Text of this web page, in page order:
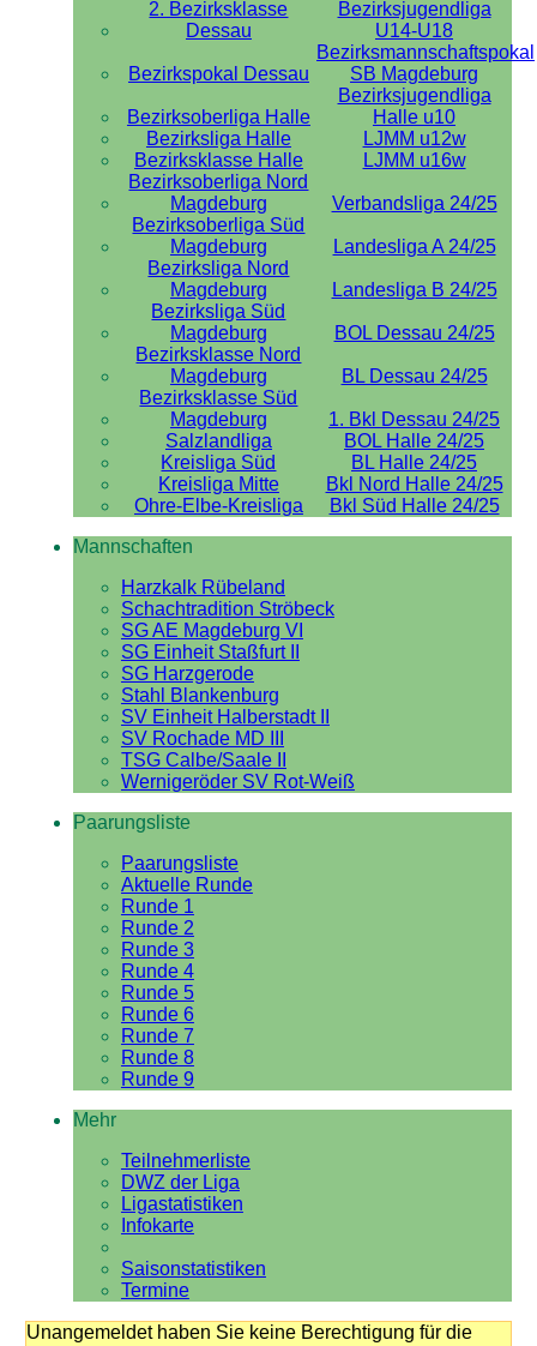
2. Bezirksklasse
Dessau
Bezirksjugendliga
U14-U18
Bezirkspokal Dessau
Bezirksmannschaftspokal
SB Magdeburg
Bezirksoberliga Halle
Bezirksjugendliga
Halle u10
Bezirksliga Halle
LJMM u12w
Bezirksklasse Halle
LJMM u16w
Bezirksoberliga Nord
Magdeburg
Verbandsliga 24/25
Bezirksoberliga Süd
Magdeburg
Landesliga A 24/25
Bezirksliga Nord
Magdeburg
Landesliga B 24/25
Bezirksliga Süd
Magdeburg
BOL Dessau 24/25
Bezirksklasse Nord
Magdeburg
BL Dessau 24/25
Bezirksklasse Süd
Magdeburg
1. Bkl Dessau 24/25
Salzlandliga
BOL Halle 24/25
Kreisliga Süd
BL Halle 24/25
Kreisliga Mitte
Bkl Nord Halle 24/25
Ohre-Elbe-Kreisliga
Bkl Süd Halle 24/25
Mannschaften
Harzkalk Rübeland
Schachtradition Ströbeck
SG AE Magdeburg VI
SG Einheit Staßfurt II
SG Harzgerode
Stahl Blankenburg
SV Einheit Halberstadt II
SV Rochade MD III
TSG Calbe/Saale II
Wernigeröder SV Rot-Weiß
Paarungsliste
Paarungsliste
Aktuelle Runde
Runde 1
Runde 2
Runde 3
Runde 4
Runde 5
Runde 6
Runde 7
Runde 8
Runde 9
Mehr
Teilnehmerliste
DWZ der Liga
Ligastatistiken
Infokarte
Saisonstatistiken
Termine
Unangemeldet haben Sie keine Berechtigung für die